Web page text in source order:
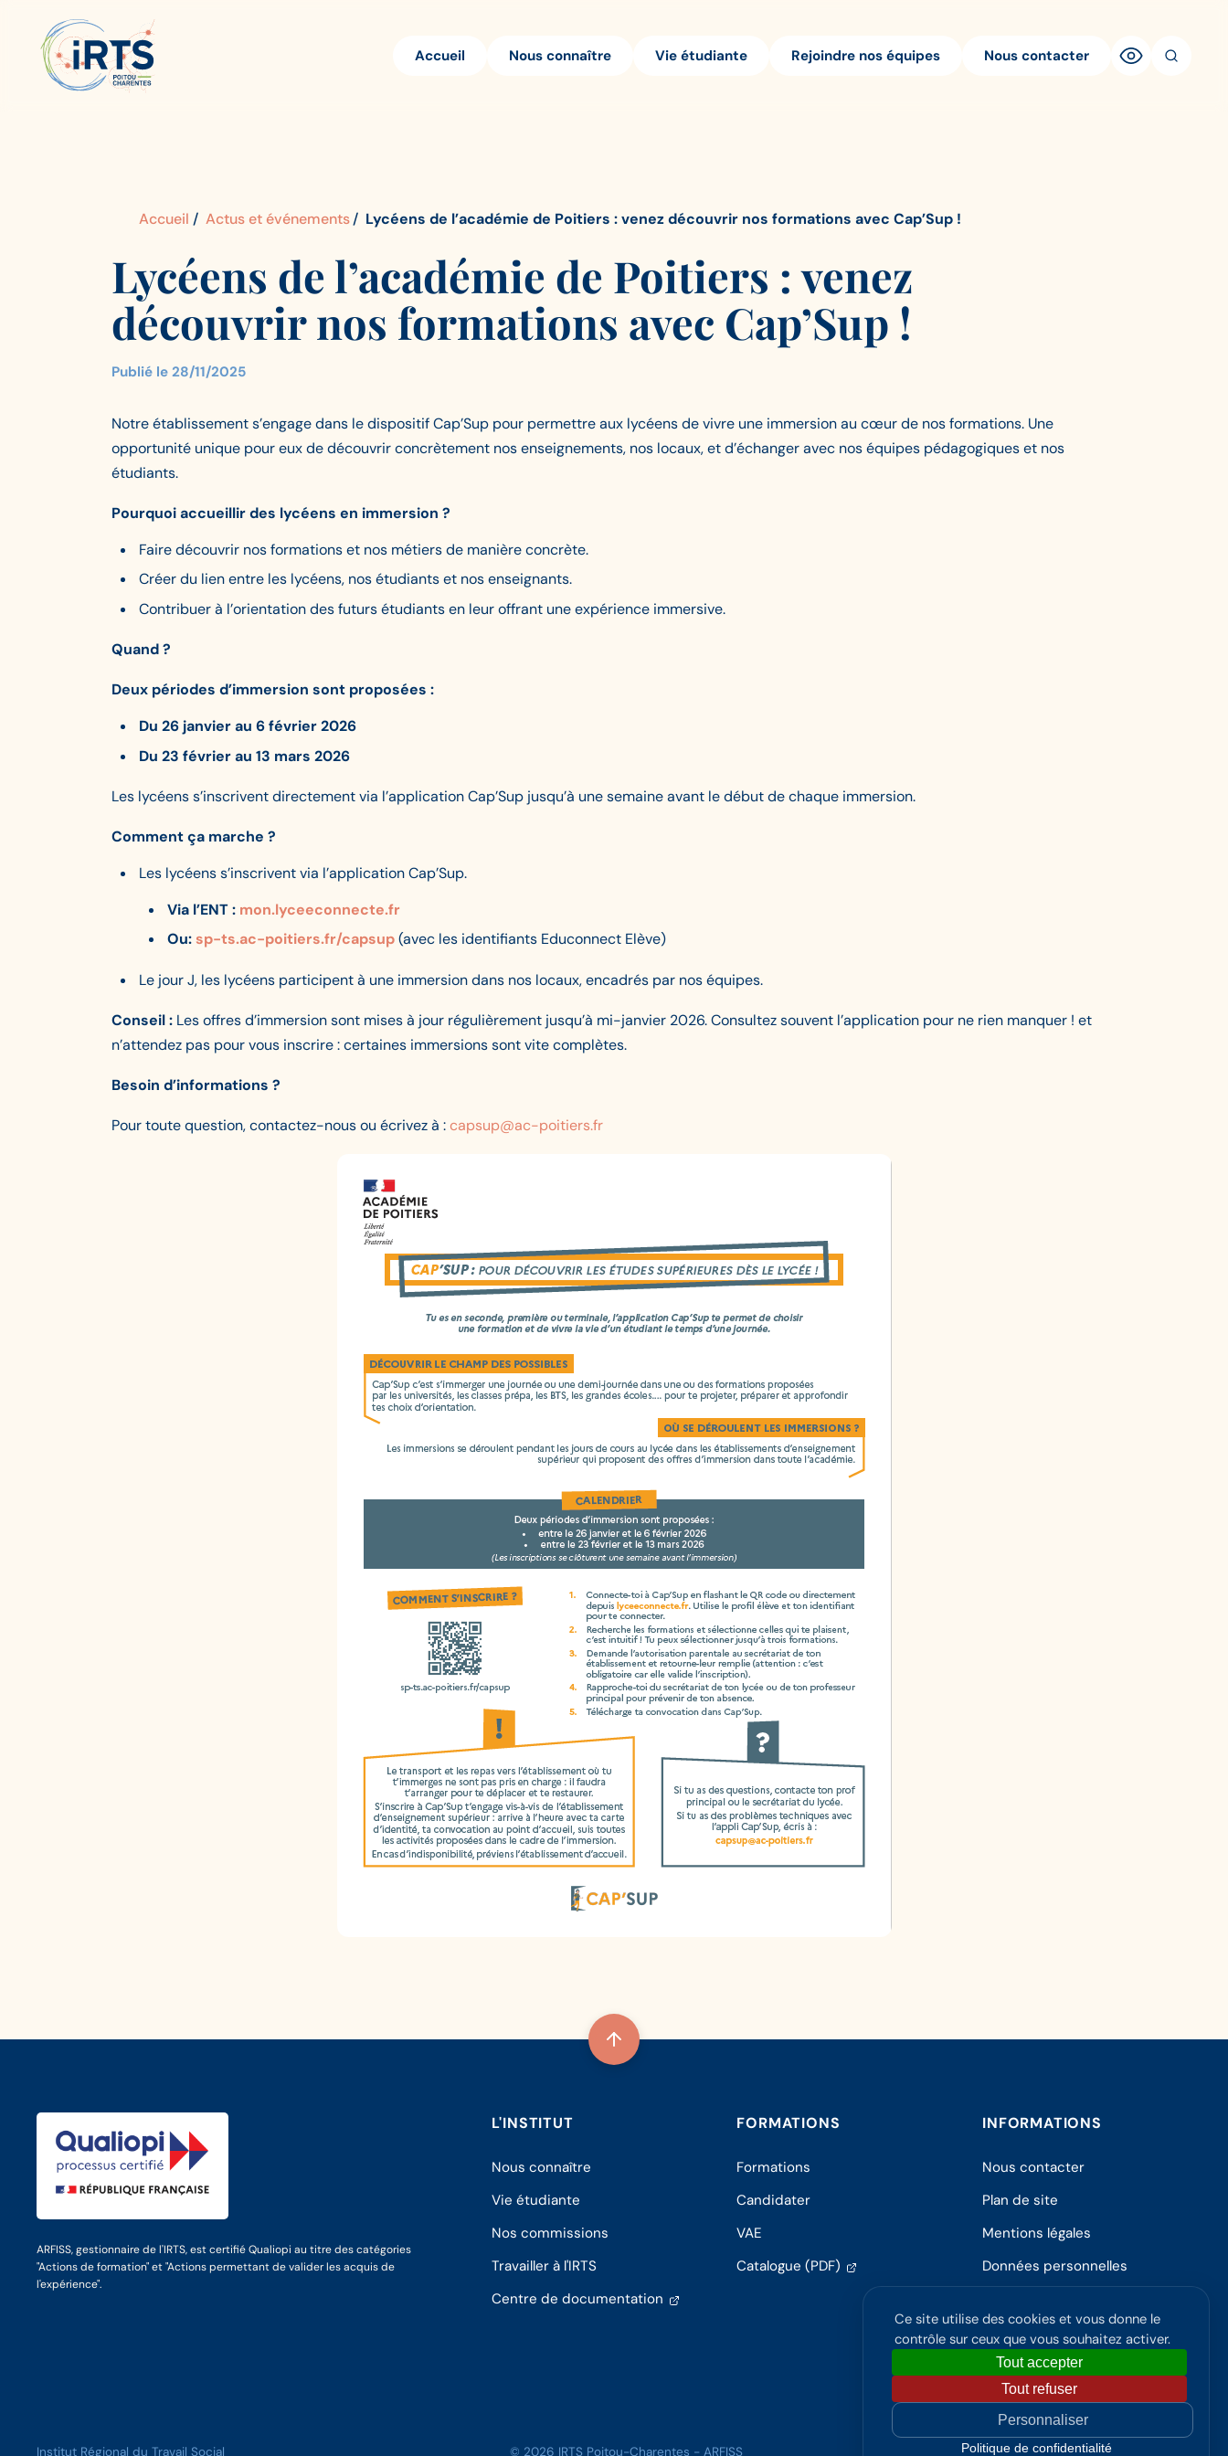
contenu
principal
Poitou-
Charentes
Accueil Nous connaître Vie étudiante Rejoindre nos équipes Nous contacter
Accueil Actus et événements Lycéens de l’académie de Poitiers : venez découvrir nos formations avec Cap’Sup !
Lycéens de l’académie de Poitiers : venez
découvrir nos formations avec Cap’Sup !
Publié le 28/11/2025
Notre établissement s’engage dans le dispositif Cap’Sup pour permettre aux lycéens de vivre une immersion au cœur de nos formations. Une
opportunité unique pour eux de découvrir concrètement nos enseignements, nos locaux, et d’échanger avec nos équipes pédagogiques et nos
étudiants.
Pourquoi accueillir des lycéens en immersion ?
Faire découvrir nos formations et nos métiers de manière concrète.
Créer du lien entre les lycéens, nos étudiants et nos enseignants.
Contribuer à l’orientation des futurs étudiants en leur offrant une expérience immersive.
Quand ?
Deux périodes d’immersion sont proposées :
Du 26 janvier au 6 février 2026
Du 23 février au 13 mars 2026
Les lycéens s’inscrivent directement via l’application Cap’Sup jusqu’à une semaine avant le début de chaque immersion.
Comment ça marche ?
Les lycéens s’inscrivent via l’application Cap’Sup.
Via l’ENT : mon.lyceeconnecte.fr
Ou:sp-ts.ac-poitiers.fr/capsup(avec les identifiants Educonnect Elève)
Le jour J, les lycéens participent à une immersion dans nos locaux, encadrés par nos équipes.
Conseil: Les offres d’immersion sont mises à jour régulièrement jusqu’à mi-janvier 2026. Consultez souvent l’application pour ne rien manquer ! et
n’attendez pas pour vous inscrire : certaines immersions sont vite complètes.
Besoin d’informations ?
Pour toute question, contactez-nous ou écrivez à : capsup@ac-poitiers.fr
ARFISS, gestionnaire de l'IRTS, est certifié Qualiopi au titre des catégories
"Actions de formation" et "Actions permettant de valider les acquis de
l'expérience".
L'INSTITUT
Nous connaître
Vie étudiante
Nos commissions
Travailler à l'IRTS
Centre de documentation(s'ouvre
FORMATIONS
Formations
Candidater
VAE
Catalogue (PDF) (s'ouvre
dans
INFORMATIONS
Nous contacter
Plan de site
Mentions légales
Données personnelles
Accessibilité
Institut Régional du Travail Social © 2026 IRTS Poitou-Charentes - ARFISS
Ce site utilise des cookies et vous donne le
contrôle sur ceux que vous souhaitez activer.
Tout accepter
Tout refuser
Personnaliser
Politique de confidentialité